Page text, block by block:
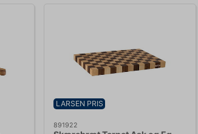
LARSEN PRIS
891922